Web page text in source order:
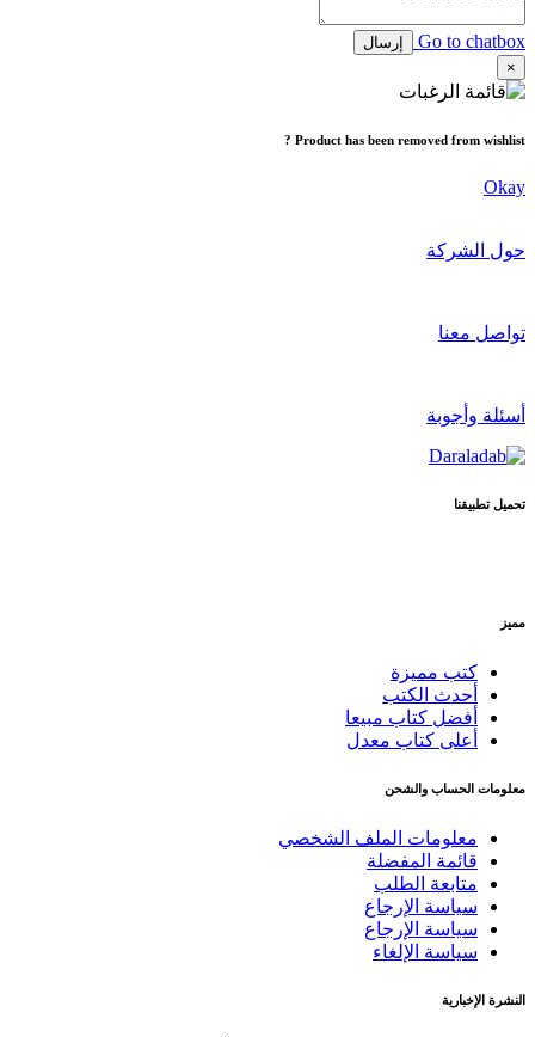
Go to chatbox
إرسال
×
Product has been removed from wishlist ?
Okay
حول الشركة
تواصل معنا
أسئلة وأجوبة
تحميل تطبيقنا
مميز
كتب مميزة
أحدث الكتب
أفضل كتاب مبيعا
أعلى كتاب معدل
معلومات الحساب والشحن
معلومات الملف الشخصي
قائمة المفضلة
متابعة الطلب
سياسة الإرجاع
سياسة الإرجاع
سياسة الإلغاء
النشرة الإخبارية